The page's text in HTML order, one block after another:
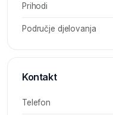
Prihodi
Područje djelovanja
Kontakt
Telefon